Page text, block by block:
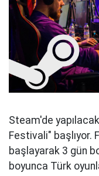
Steam'de
Festivali" başlıyor.
başlayarak 3 gün
boyunca Türk